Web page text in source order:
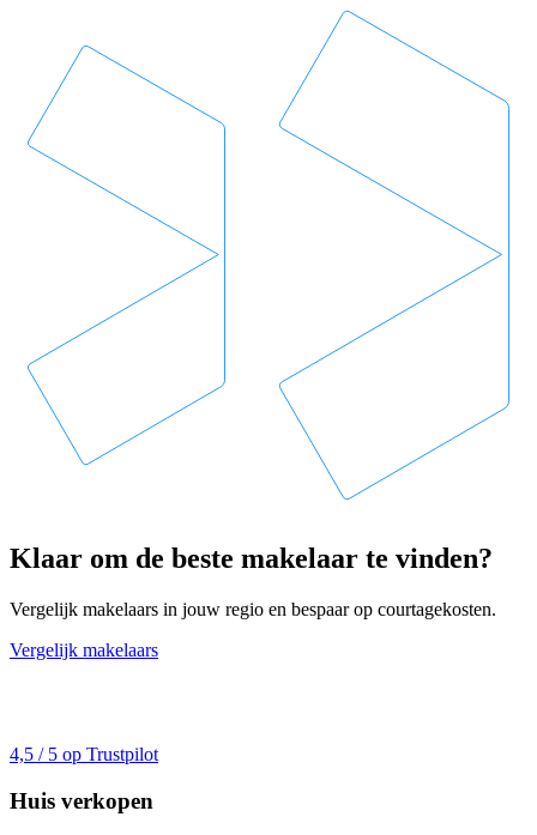
Klaar om de beste makelaar te vinden?
Vergelijk makelaars in jouw regio en bespaar op courtagekosten.
Vergelijk makelaars
4,5 / 5 op Trustpilot
Huis verkopen